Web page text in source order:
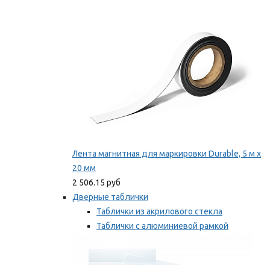
Лента магнитная для маркировки Durable, 5 м х
20 мм
2 506.15 руб
Дверные таблички
Таблички из акрилового стекла
Таблички с алюминиевой рамкой